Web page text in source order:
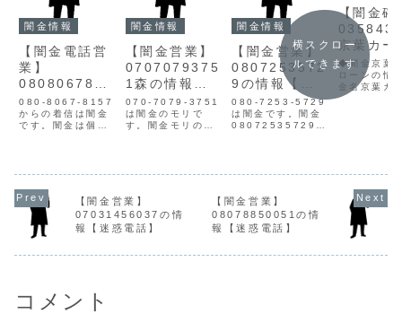
闇金情報
【闇金電話営
業】
0808067815
7の情報
080-8067-8157
からの着信は闇金
です。闇金は個人
資案内をしてきま
す。ですが、宣伝
通りの融資は行わ
れません。申込を
断ると迷惑料の請
求や、恫喝してき
闇金情報
【闇金営業】
0707079375
1森の情報
【迷惑電話】
070-7079-3751
は闇金のモリで
す。闇金モリの営
なく、信用情報が
ありません。取り
立て時は攻撃的な
言葉遣いになり、
す。非常に悪質な
闇金情報
【闇金営業】
0807253572
9の情報【迷
惑電話】
080-7253-5729
は闇金です。闇金
08072535729の
報がありません。
取り立て時は攻撃
的な言葉遣いにな
り、嫌がらせを始
質なヤミ金です...
【闇金確
京葉カー
ーンの情
◆闇金京葉
ローンの情
金名京葉カ
ーン貸金業
チェックす
貸金業登録
確認できま
した。企業
記...
横スクロー
ルできます
【闇金営業】
07031456037の情
報【迷惑電話】
【闇金営業】
08078850051の情
報【迷惑電話】
コメント